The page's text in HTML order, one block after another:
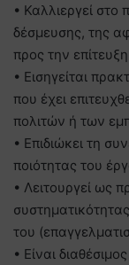
• Καλλιεργεί στο
δέσμευσης, της
προς την
• Εισηγείται
που έχει
πολιτών ή των
• Επιδιώκει τη
ποιότητας του
• Λειτουργεί ως
του
• Είναι